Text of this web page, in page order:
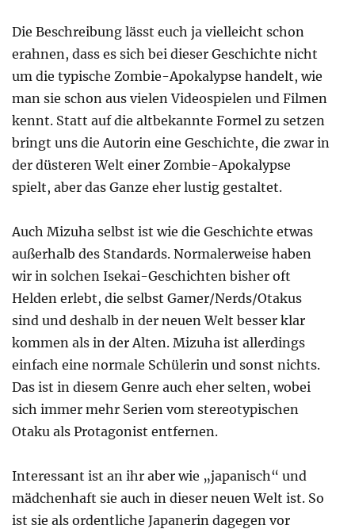
Die Beschreibung lässt euch ja vielleicht schon
erahnen, dass es sich bei dieser Geschichte nicht
um die typische Zombie-Apokalypse handelt, wie
man sie schon aus vielen Videospielen und Filmen
kennt. Statt auf die altbekannte Formel zu setzen
bringt uns die Autorin eine Geschichte, die zwar in
der düsteren Welt einer Zombie-Apokalypse
spielt, aber das Ganze eher lustig gestaltet.
Auch Mizuha selbst ist wie die Geschichte etwas
außerhalb des Standards. Normalerweise haben
wir in solchen Isekai-Geschichten bisher oft
Helden erlebt, die selbst Gamer/Nerds/Otakus
sind und deshalb in der neuen Welt besser klar
kommen als in der Alten. Mizuha ist allerdings
einfach eine normale Schülerin und sonst nichts.
Das ist in diesem Genre auch eher selten, wobei
sich immer mehr Serien vom stereotypischen
Otaku als Protagonist entfernen.
Interessant ist an ihr aber wie „japanisch“ und
mädchenhaft sie auch in dieser neuen Welt ist. So
ist sie als ordentliche Japanerin dagegen vor